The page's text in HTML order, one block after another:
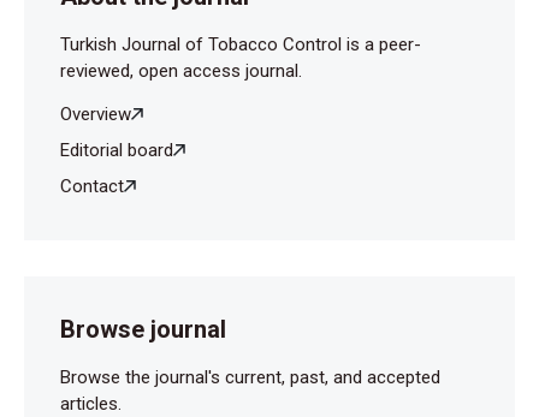
Turkish Journal of Tobacco Control is a peer-
reviewed, open access journal.
Overview
Editorial board
Contact
Browse journal
Browse the journal's current, past, and accepted
articles.